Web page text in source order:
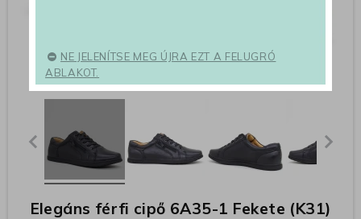
Elegáns férfi cipő 6A35-1 Fekete (K31)
NE JELENÍTSE MEG ÚJRA EZT A FELUGRÓ
ABLAKOT.